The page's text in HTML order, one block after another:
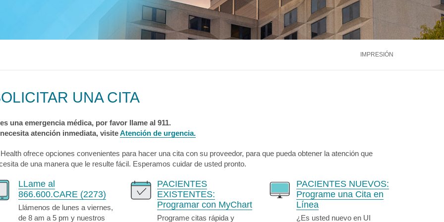
Urgente
Médula Ósea
Hígado
Riñón
Pagar Factura Contáctenos Llámenos866.600.2273
IMPRESIÓN
UNA CITA
una emergencia médica, por favor llame al 911.
atención inmediata, visiteAtención de urgencia.
ofrece opciones convenientes para hacer una cita con su proveedor, para que pueda obtener la atención que
de una manera que le resulte fácil. Esperamos cuidar de usted pronto.
LLame al
866.600.CARE (2273)
Llámenos de lunes a viernes,
de 8 am a 5 pm y nuestros
PACIENTES
EXISTENTES:
Programar con MyChart
Programe citas rápida y
PACIENTES NUEVOS:
Programe una Cita en
Línea
¿Es usted nuevo en UI